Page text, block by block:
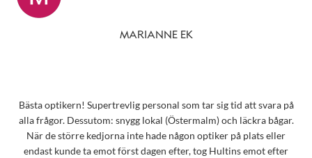
MARIANNE EK
Bästa optikern! Supertrevlig personal som tar sig tid att svara på
alla frågor. Dessutom: snygg lokal (Östermalm) och läckra bågar.
När de större kedjorna inte hade någon optiker på plats eller
endast kunde ta emot först dagen efter, tog Hultins emot efter